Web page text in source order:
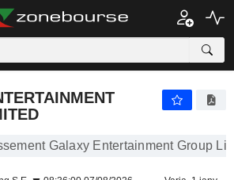
Galaxy Entertainment Group